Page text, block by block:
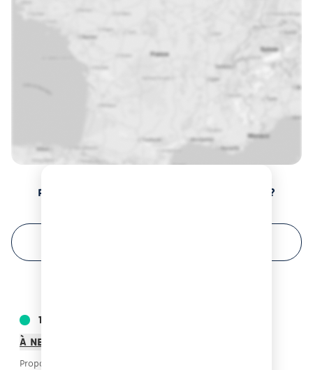
Prochaines sessions de formation à Angoulême ?
10.08.2026 - 21.08.2026
À NERSAC (16)
Proposé par ECF Pro Angoulême (Nersac)